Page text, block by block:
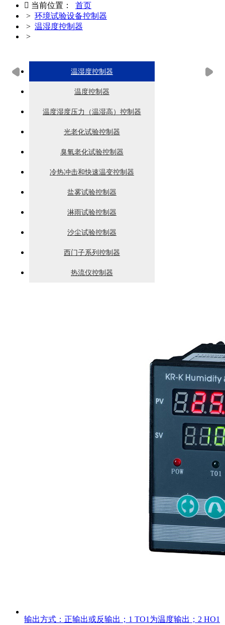
 当前位置： 首页
> 环境试验设备控制器
> 温湿度控制器
>
温湿度控制器_temi电子脉冲
温湿度控制器
温度控制器
温度湿度压力（温湿高）控制器
光老化试验控制器
臭氧老化试验控制器
冷热冲击和快速温变控制器
盐雾试验控制器
淋雨试验控制器
沙尘试验控制器
西门子系列控制器
热流仪控制器
输出方式：正输出或反输出；1 TO1为温度输出；2 HO1